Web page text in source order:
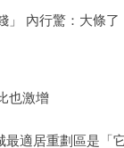
」 內行驚：大條了
也激增
適居重劃區是「